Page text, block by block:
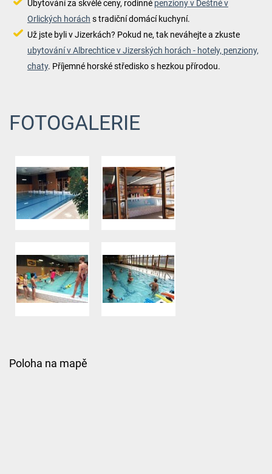
Ubytování za skvělé ceny, rodinné penziony v Deštné v
Orlických horách s tradiční domácí kuchyní.
Už jste byli v Jizerkách? Pokud ne, tak neváhejte a zkuste
ubytování v Albrechtice v Jizerských horách - hotely, penziony,
chaty. Příjemné horské středisko s hezkou přírodou.
FOTOGALERIE
Poloha na mapě